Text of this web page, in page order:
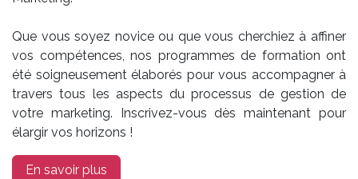
Que vous soyez novice ou que vous cherchiez à affiner
vos compétences, nos programmes de formation ont
été soigneusement élaborés pour vous accompagner à
travers tous les aspects du processus de gestion de
votre marketing. Inscrivez-vous dès maintenant pour
élargir vos horizons !
En savoir plus